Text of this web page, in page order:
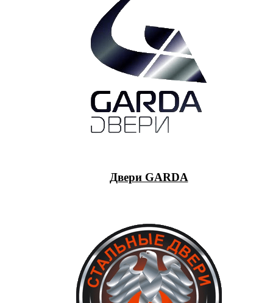
Двери GARDA